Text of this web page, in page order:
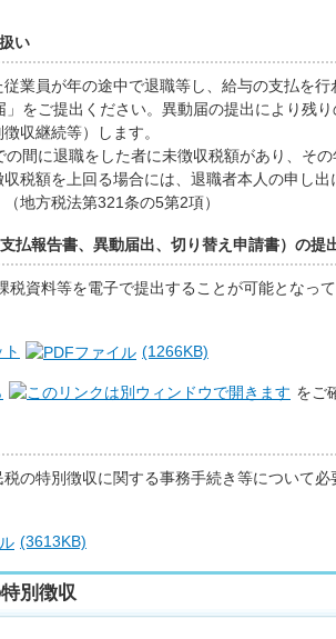
い
業員が年の途中で退職等し、給与の支払を
をご提出ください。異動届の提出により残
収継続等）します。
間に退職をした者に未徴収税額があり、そ
税額を上回る場合には、退職者本人の申し
地方税法第321条の5第2項）
払報告書、異動届出、切り替え申請書）の提
資料等を電子で提出することが可能となっ
(1266KB)
をご
の特別徴収に関する事務手続き等について
(3613KB)
別徴収